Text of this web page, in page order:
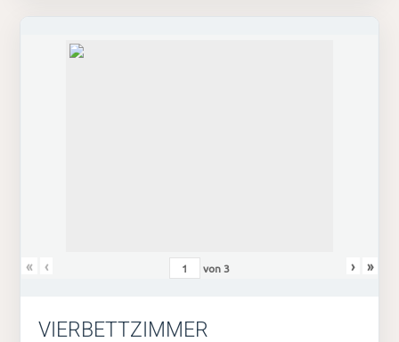
« ‹ von3 › »
VIERBETTZIMMER